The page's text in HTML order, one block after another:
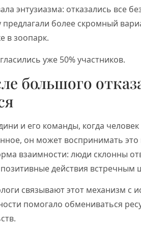
энтузиазма: отказались все
предлагали более скромный
в зоопарк.
уже 50% участников.
большого
и его команды, когда
он может воспринимать это
взаимности: люди склонны
действия встречным
связывают этот механизм с
помогало обмениваться